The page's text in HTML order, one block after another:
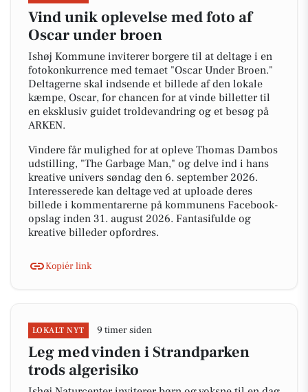
Vind unik oplevelse med foto af
Oscar under broen
Ishøj Kommune inviterer borgere til at deltage i en
fotokonkurrence med temaet "Oscar Under Broen."
Deltagerne skal indsende et billede af den lokale
kæmpe, Oscar, for chancen for at vinde billetter til
en eksklusiv guidet troldevandring og et besøg på
ARKEN.
Vindere får mulighed for at opleve Thomas Dambos
udstilling, "The Garbage Man," og delve ind i hans
kreative univers søndag den 6. september 2026.
Interesserede kan deltage ved at uploade deres
billede i kommentarerne på kommunens Facebook-
opslag inden 31. august 2026. Fantasifulde og
kreative billeder opfordres.
Kopiér link
LOKALT NYT 9 timer siden
Leg med vinden i Strandparken
trods algerisiko